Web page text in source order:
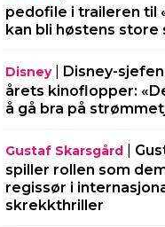
pedofile i traileren til
kan bli høstens store
Disney| Disney-
årets kinoflopper:
å gå bra på
Gustaf Skarsgård|
spiller rollen som
regissør i
skrekkthriller